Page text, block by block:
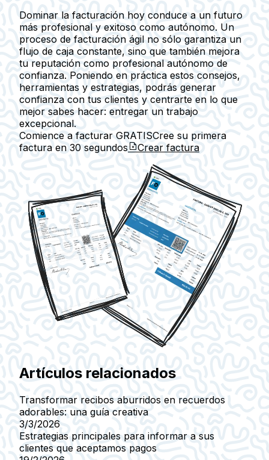
Dominar la facturación hoy conduce a un futuro
más profesional y exitoso como autónomo. Un
proceso de facturación ágil no sólo garantiza un
flujo de caja constante, sino que también mejora
tu reputación como profesional autónomo de
confianza. Poniendo en práctica estos consejos,
herramientas y estrategias, podrás generar
confianza con tus clientes y centrarte en lo que
mejor sabes hacer: entregar un trabajo
excepcional.
Comience a facturar GRATISCree su primera
factura en 30 segundos Crear factura
Artículos relacionados
Transformar recibos aburridos en recuerdos
adorables: una guía creativa
3/3/2026
Estrategias principales para informar a sus
clientes que aceptamos pagos